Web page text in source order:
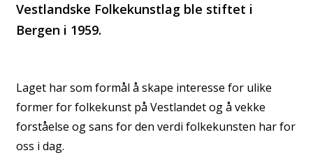
Vestlandske Folkekunstlag ble stiftet i
Bergen i 1959.
Laget har som formål å skape interesse for ulike
former for folkekunst på Vestlandet og å vekke
forståelse og sans for den verdi folkekunsten har for
oss i dag.